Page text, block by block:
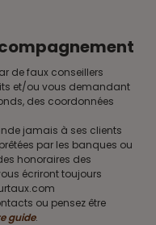
de faux conseillers
et/ou vous demandant
des coordonnées
jamais à ses clients
par les banques ou
honoraires des
écriront toujours
ou pensez être
guide.